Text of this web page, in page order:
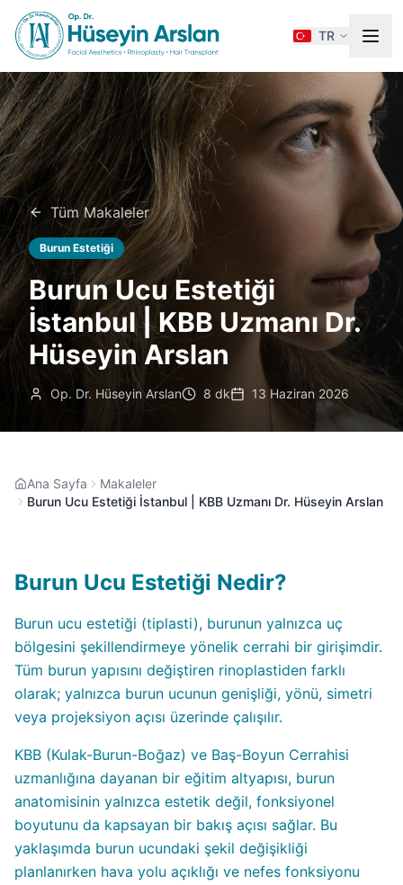
TR
Tüm Makaleler
Burun Estetiği
Burun Ucu Estetiği
İstanbul | KBB Uzmanı Dr.
Hüseyin Arslan
Op. Dr. Hüseyin Arslan 8 dk 13 Haziran 2026
Ana Sayfa
Makaleler
Burun Ucu Estetiği İstanbul | KBB Uzmanı Dr. Hüseyin Arslan
Burun Ucu Estetiği Nedir?
Burun ucu estetiği (tiplasti), burunun yalnızca uç
bölgesini şekillendirmeye yönelik cerrahi bir girişimdir.
Tüm burun yapısını değiştiren rinoplastiden farklı
olarak; yalnızca burun ucunun genişliği, yönü, simetri
veya projeksiyon açısı üzerinde çalışılır.
KBB (Kulak-Burun-Boğaz) ve Baş-Boyun Cerrahisi
uzmanlığına dayanan bir eğitim altyapısı, burun
anatomisinin yalnızca estetik değil, fonksiyonel
boyutunu da kapsayan bir bakış açısı sağlar. Bu
yaklaşımda burun ucundaki şekil değişikliği
planlanırken hava yolu açıklığı ve nefes fonksiyonu